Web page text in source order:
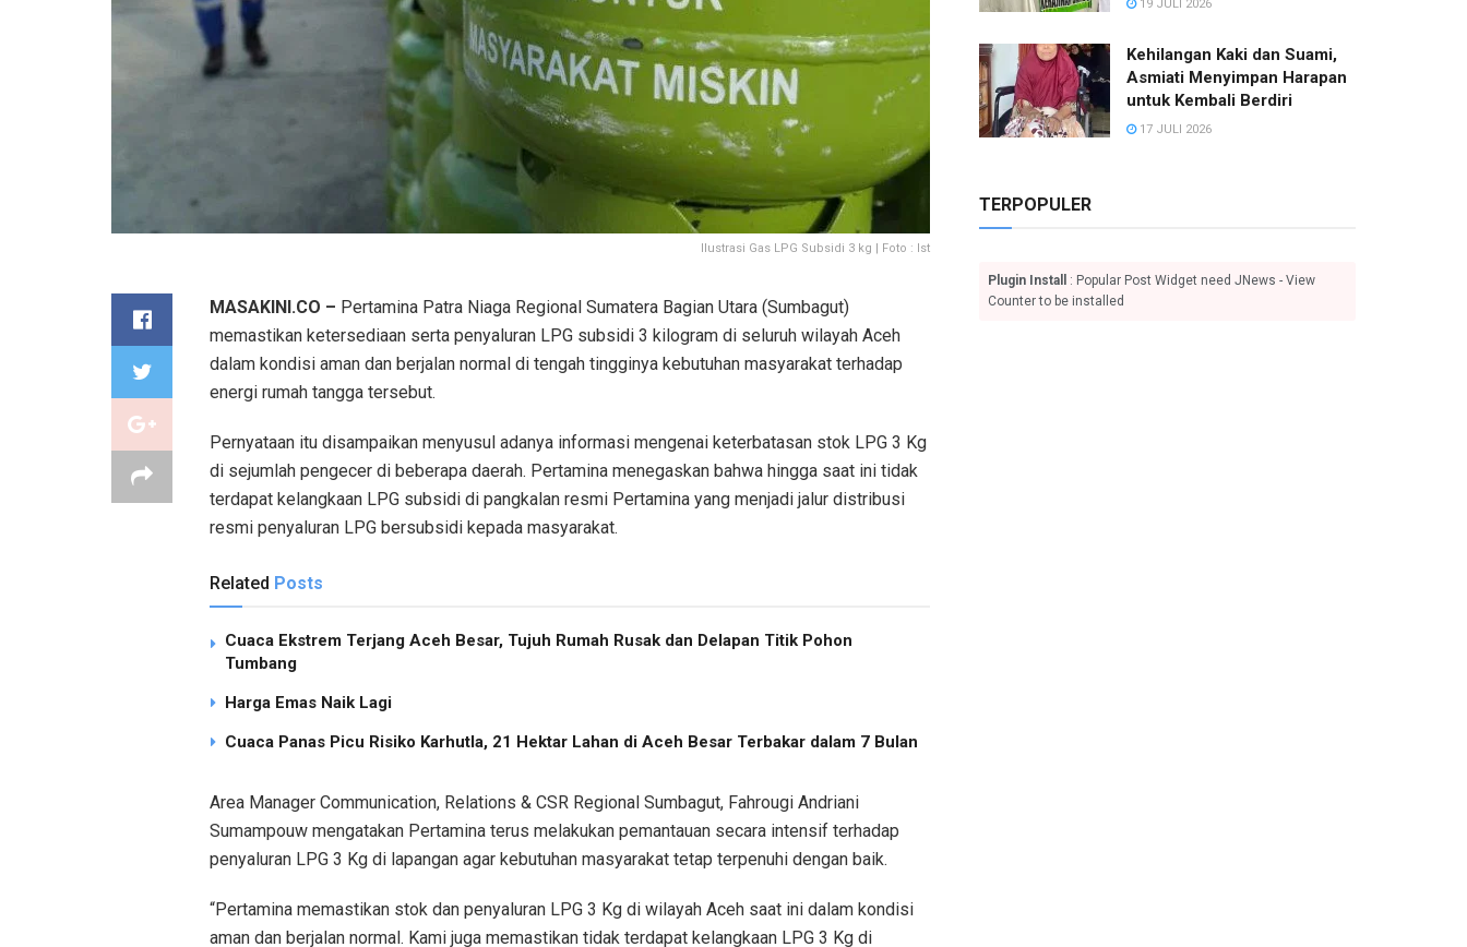
Ilustrasi Gas LPG Subsidi 3 kg | Foto : Ist
MASAKINI.CO – Pertamina Patra Niaga Regional Sumatera Bagian Utara (Sumbagut)
memastikan ketersediaan serta penyaluran LPG subsidi 3 kilogram di seluruh wilayah Aceh
dalam kondisi aman dan berjalan normal di tengah tingginya kebutuhan masyarakat terhadap
energi rumah tangga tersebut.
Pernyataan itu disampaikan menyusul adanya informasi mengenai keterbatasan stok LPG 3 Kg
di sejumlah pengecer di beberapa daerah. Pertamina menegaskan bahwa hingga saat ini tidak
terdapat kelangkaan LPG subsidi di pangkalan resmi Pertamina yang menjadi jalur distribusi
resmi penyaluran LPG bersubsidi kepada masyarakat.
Related Posts
Cuaca Ekstrem Terjang Aceh Besar, Tujuh Rumah Rusak dan Delapan Titik Pohon
Tumbang
Harga Emas Naik Lagi
Cuaca Panas Picu Risiko Karhutla, 21 Hektar Lahan di Aceh Besar Terbakar dalam 7 Bulan
Area Manager Communication, Relations & CSR Regional Sumbagut, Fahrougi Andriani
Sumampouw mengatakan Pertamina terus melakukan pemantauan secara intensif terhadap
penyaluran LPG 3 Kg di lapangan agar kebutuhan masyarakat tetap terpenuhi dengan baik.
“Pertamina memastikan stok dan penyaluran LPG 3 Kg di wilayah Aceh saat ini dalam kondisi
aman dan berjalan normal. Kami juga memastikan tidak terdapat kelangkaan LPG 3 Kg di
19 JULI 2026
Kehilangan Kaki dan Suami,
Asmiati Menyimpan Harapan
untuk Kembali Berdiri
17 JULI 2026
TERPOPULER
Plugin Install
: Popular Post Widget need JNews - View
Counter to be installed